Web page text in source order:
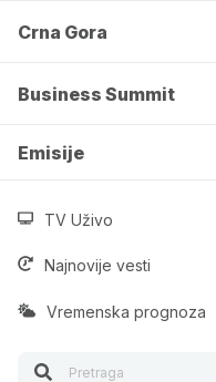
Crna Gora
Business Summit
Emisije
TV Uživo
Najnovije vesti
Vremenska prognoza
TOP TAGOVI
Euronews Montenegro